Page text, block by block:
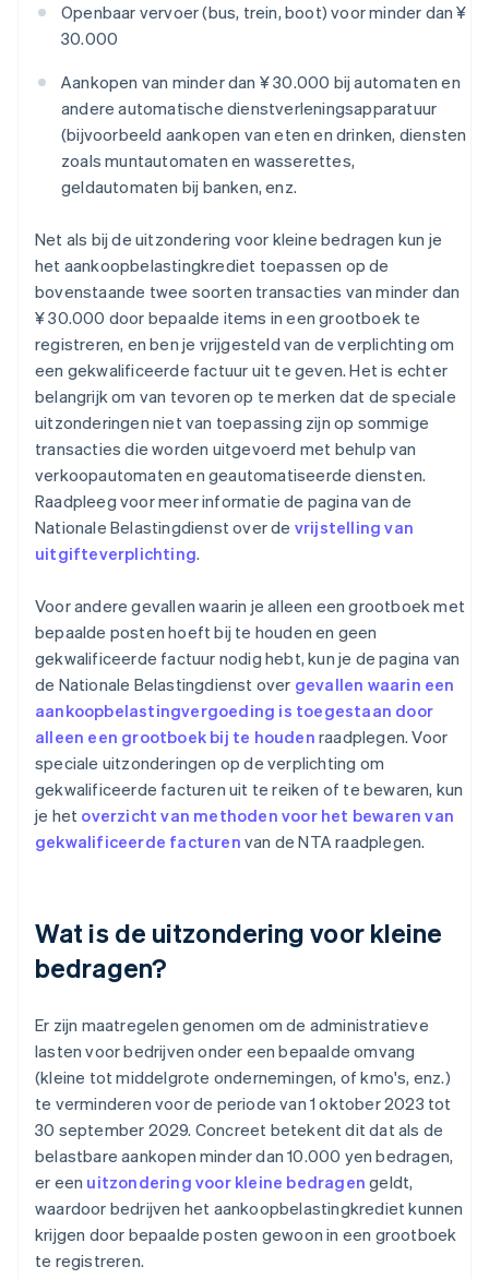
Openbaar vervoer (bus, trein, boot) voor minder dan ¥
30.000
Aankopen van minder dan ¥ 30.000 bij automaten en
andere automatische dienstverleningsapparatuur
(bijvoorbeeld aankopen van eten en drinken, diensten
zoals muntautomaten en wasserettes,
geldautomaten bij banken, enz.
Net als bij de uitzondering voor kleine bedragen kun je
het aankoopbelastingkrediet toepassen op de
bovenstaande twee soorten transacties van minder dan
¥ 30.000 door bepaalde items in een grootboek te
registreren, en ben je vrijgesteld van de verplichting om
een gekwalificeerde factuur uit te geven. Het is echter
belangrijk om van tevoren op te merken dat de speciale
uitzonderingen niet van toepassing zijn op sommige
transacties die worden uitgevoerd met behulp van
verkoopautomaten en geautomatiseerde diensten.
Raadpleeg voor meer informatie de pagina van de
Nationale Belastingdienst over de vrijstelling van
uitgifteverplichting.
Voor andere gevallen waarin je alleen een grootboek met
bepaalde posten hoeft bij te houden en geen
gekwalificeerde factuur nodig hebt, kun je de pagina van
de Nationale Belastingdienst over gevallen waarin een
aankoopbelastingvergoeding is toegestaan door
alleen een grootboek bij te houden raadplegen. Voor
speciale uitzonderingen op de verplichting om
gekwalificeerde facturen uit te reiken of te bewaren, kun
je het overzicht van methoden voor het bewaren van
gekwalificeerde facturen van de NTA raadplegen.
Wat is de uitzondering voor kleine
bedragen?
Er zijn maatregelen genomen om de administratieve
lasten voor bedrijven onder een bepaalde omvang
(kleine tot middelgrote ondernemingen, of kmo's, enz.)
te verminderen voor de periode van 1 oktober 2023 tot
30 september 2029. Concreet betekent dit dat als de
belastbare aankopen minder dan 10.000 yen bedragen,
er een uitzondering voor kleine bedragen geldt,
waardoor bedrijven het aankoopbelastingkrediet kunnen
krijgen door bepaalde posten gewoon in een grootboek
te registreren.